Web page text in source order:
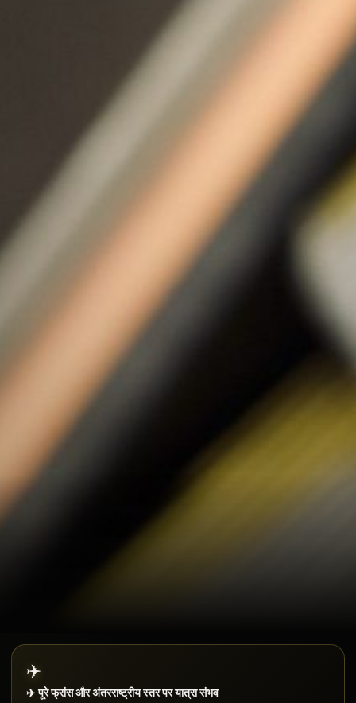
✈️
✈️ पूरे फ्रांस और अंतरराष्ट्रीय स्तर पर यात्रा संभव